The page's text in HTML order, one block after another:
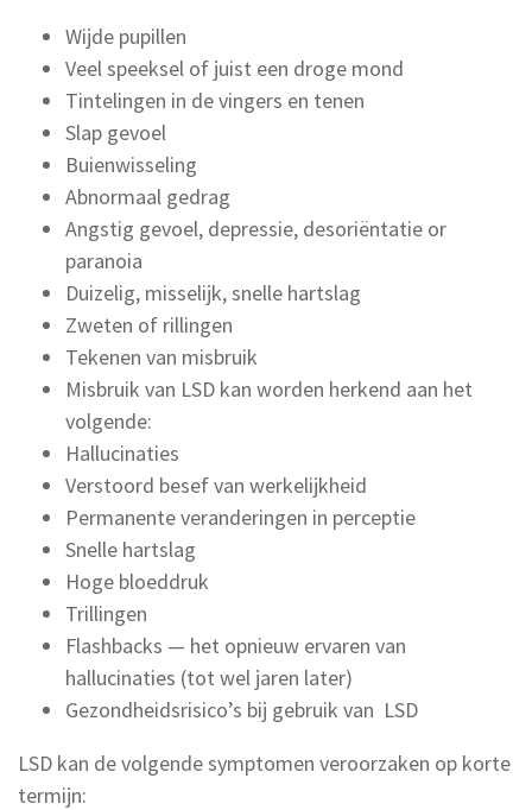
Wijde pupillen
Veel speeksel of juist een droge mond
Tintelingen in de vingers en tenen
Slap gevoel
Buienwisseling
Abnormaal gedrag
Angstig gevoel, depressie, desoriëntatie or
paranoia
Duizelig, misselijk, snelle hartslag
Zweten of rillingen
Tekenen van misbruik
Misbruik van LSD kan worden herkend aan het
volgende:
Hallucinaties
Verstoord besef van werkelijkheid
Permanente veranderingen in perceptie
Snelle hartslag
Hoge bloeddruk
Trillingen
Flashbacks — het opnieuw ervaren van
hallucinaties (tot wel jaren later)
Gezondheidsrisico’s bij gebruik van LSD
LSD kan de volgende symptomen veroorzaken op korte
termijn: